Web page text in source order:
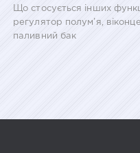
Що стосується інших
регулятор полум’я,
паливний бак